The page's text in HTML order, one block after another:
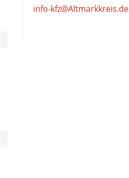
info-kfz@Altmarkkreis.de